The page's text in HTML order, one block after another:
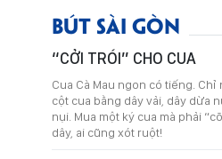
BÚT SÀI GÒN
“CỞI TRÓI” CHO CUA
Cua Cà Mau ngon có tiếng.
cột cua bằng dây vải, dây dừa
nụi. Mua một ký cua mà phải
dây, ai cũng xót ruột!